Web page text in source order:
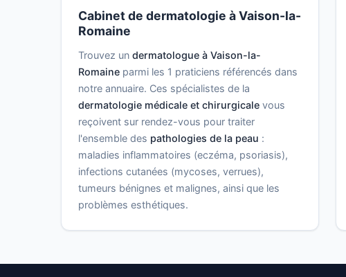
Cabinet de dermatologie à Vaison-la-
Romaine
Trouvez un dermatologue à Vaison-la-
Romaine parmi les 1 praticiens référencés dans
notre annuaire. Ces spécialistes de la
dermatologie médicale et chirurgicale vous
reçoivent sur rendez-vous pour traiter
l'ensemble des pathologies de la peau :
maladies inflammatoires (eczéma, psoriasis),
infections cutanées (mycoses, verrues),
tumeurs bénignes et malignes, ainsi que les
problèmes esthétiques.